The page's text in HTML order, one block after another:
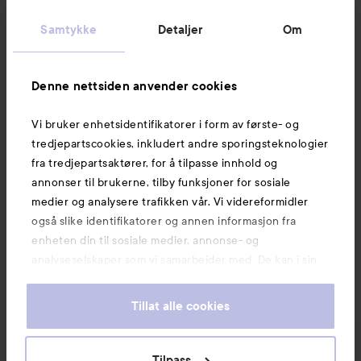
Samtykke Detaljer Om
Denne nettsiden anvender cookies
Vi bruker enhetsidentifikatorer i form av første- og
tredjepartscookies, inkludert andre sporingsteknologier
fra tredjepartsaktører, for å tilpasse innhold og
annonser til brukerne, tilby funksjoner for sosiale
medier og analysere trafikken vår. Vi videreformidler
også slike identifikatorer og annen informasjon fra
enheten din til sosiale medier, annonse- og
analyseselskaper som vi samarbeider med. De kan i sin
informasjon som du har oppgitt eller som de har samlet
våre cookies ved å fortsette å bruke nettsiden vår. For
informasjon om hvordan du kan endre innstillingene for
Tillat alle cookies
Kundeservice
Informasjon
Også av interesse